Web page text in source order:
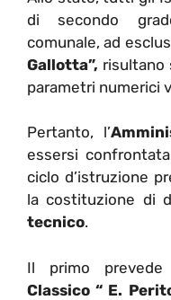
di secondo
comunale, ad
Gallotta”, risultano
parametri numerici
Pertanto, l’
essersi
ciclo d’istruzione
la costituzione di
tecnico.
Il primo prevede
Classico “ E.